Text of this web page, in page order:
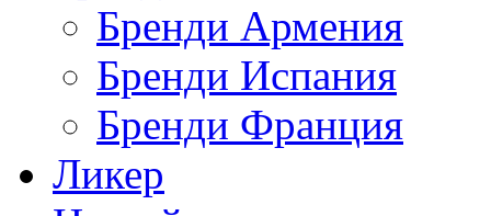
Бренди Армения
Бренди Испания
Бренди Франция
Ликер